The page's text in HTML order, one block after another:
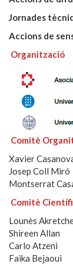
Jornades
Accions de
Organització
Comitè
Xavier
Josep Coll Miró
Montserrat
Comitè
Lounès
Shireen Allan
Carlo Atzeni
Faika Bejaoui